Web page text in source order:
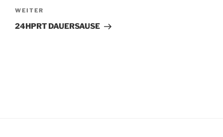
Nächster
Beitrag
WEITER
24HPRT DAUERSAUSE